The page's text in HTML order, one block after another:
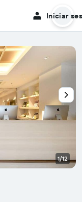
Iniciar
1/12